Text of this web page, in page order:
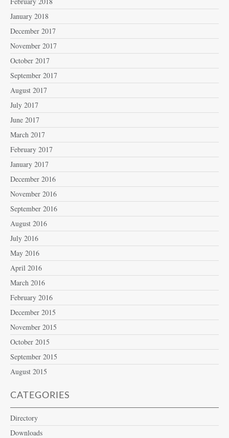
January 2018
December 2017
November 2017
October 2017
September 2017
August 2017
July 2017
June 2017
March 2017
February 2017
January 2017
December 2016
November 2016
September 2016
August 2016
July 2016
May 2016
April 2016
March 2016
February 2016
December 2015
November 2015
October 2015
September 2015
August 2015
CATEGORIES
Directory
Downloads